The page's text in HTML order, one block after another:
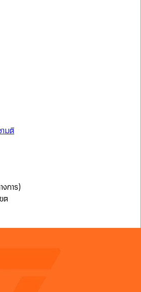
ามติ
การ)
ต